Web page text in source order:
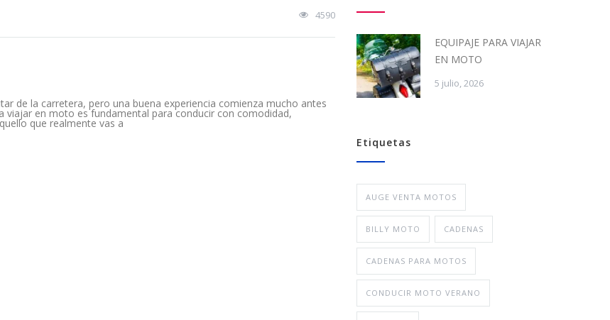
4590
de la carretera, pero una buena experiencia comienza mucho antes
en moto es fundamental para conducir con comodidad,
que realmente vas a
EQUIPAJE PARA VIAJAR
EN MOTO
5 julio, 2026
Etiquetas
AUGE VENTA MOTOS
BILLY MOTO CADENAS
CADENAS PARA MOTOS
CONDUCIR MOTO VERANO